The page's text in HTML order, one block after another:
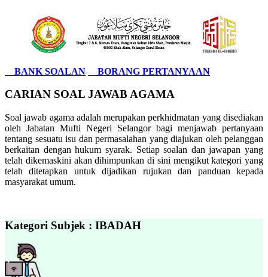
BANK SOALAN BORANG PERTANYAAN
CARIAN SOAL JAWAB AGAMA
Soal jawab agama adalah merupakan perkhidmatan yang disediakan
oleh Jabatan Mufti Negeri Selangor bagi menjawab pertanyaan
tentang sesuatu isu dan permasalahan yang diajukan oleh pelanggan
berkaitan dengan hukum syarak. Setiap soalan dan jawapan yang
telah dikemaskini akan dihimpunkan di sini mengikut kategori yang
telah ditetapkan untuk dijadikan rujukan dan panduan kepada
masyarakat umum.
Kategori Subjek : IBADAH